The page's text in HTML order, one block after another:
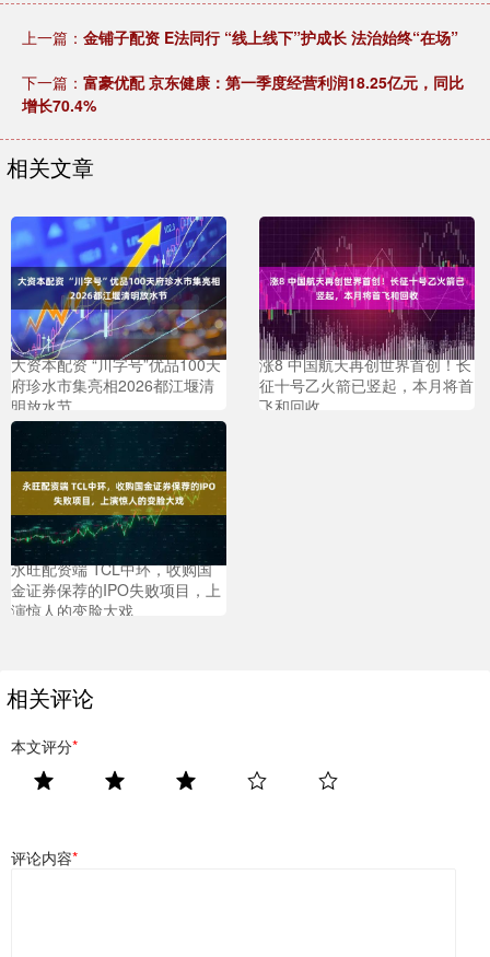
上一篇： 金铺子配资 E法同行 “线上线下”护成长 法治始终“在场”
下一篇： 富豪优配 京东健康：第一季度经营利润18.25亿元，同比
增长70.4%
相关文章
大资本配资 “川字号”优品100天
府珍水市集亮相2026都江堰清
明放水节
涨8 中国航天再创世界首创！长
征十号乙火箭已竖起，本月将首
飞和回收
永旺配资端 TCL中环，收购国
金证券保荐的IPO失败项目，上
演惊人的变脸大戏
相关评论
本文评分*
评论内容*